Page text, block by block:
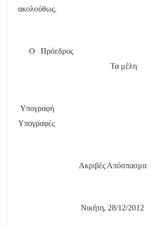
ακολούθως.
Ο Πρόεδρος
Τα μέλη
Υπογραφή
Υπογραφές
Ακριβές Απόσπασμα
Νικήτη, 28/12/2012